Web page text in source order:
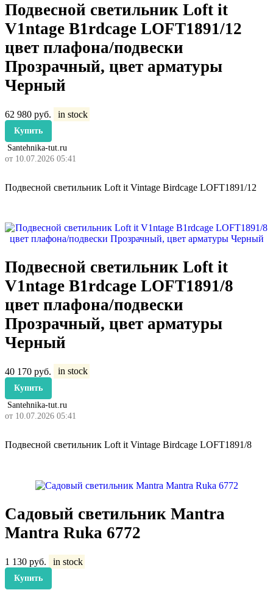
Подвесной светильник Loft it
V1ntage B1rdcage LOFT1891/12
цвет плафона/подвески
Прозрачный, цвет арматуры
Черный
62 980 руб. in stock
Купить
Santehnika-tut.ru
от 10.07.2026 05:41
Подвесной светильник Loft it Vintage Birdcage LOFT1891/12
Подвесной светильник Loft it
V1ntage B1rdcage LOFT1891/8
цвет плафона/подвески
Прозрачный, цвет арматуры
Черный
40 170 руб. in stock
Купить
Santehnika-tut.ru
от 10.07.2026 05:41
Подвесной светильник Loft it Vintage Birdcage LOFT1891/8
Садовый светильник Mantra
Mantra Ruka 6772
1 130 руб. in stock
Купить